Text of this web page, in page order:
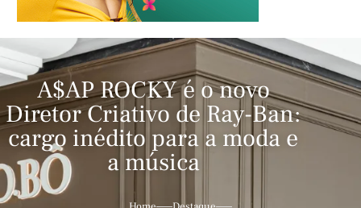
A$AP ROCKY é o novo
Diretor Criativo de Ray-Ban:
cargo inédito para a moda e
a música